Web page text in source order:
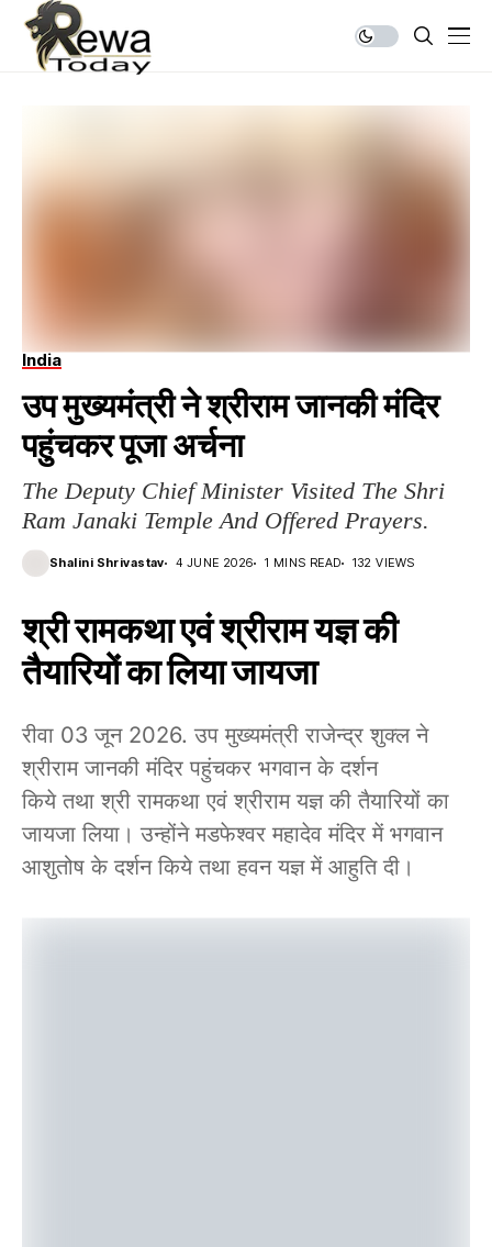
India
उप मुख्यमंत्री ने श्रीराम जानकी मंदिर
पहुंचकर पूजा अर्चना
The Deputy Chief Minister Visited The Shri
Ram Janaki Temple And Offered Prayers.
Shalini Shrivastav 4 JUNE 2026 1 MINS READ 132 VIEWS
श्री रामकथा एवं श्रीराम यज्ञ की
तैयारियों का लिया जायजा
रीवा 03 जून 2026. उप मुख्यमंत्री राजेन्द्र शुक्ल ने
श्रीराम जानकी मंदिर पहुंचकर भगवान के दर्शन
किये तथा श्री रामकथा एवं श्रीराम यज्ञ की तैयारियों का
जायजा लिया। उन्होंने मडफेश्वर महादेव मंदिर में भगवान
आशुतोष के दर्शन किये तथा हवन यज्ञ में आहुति दी।